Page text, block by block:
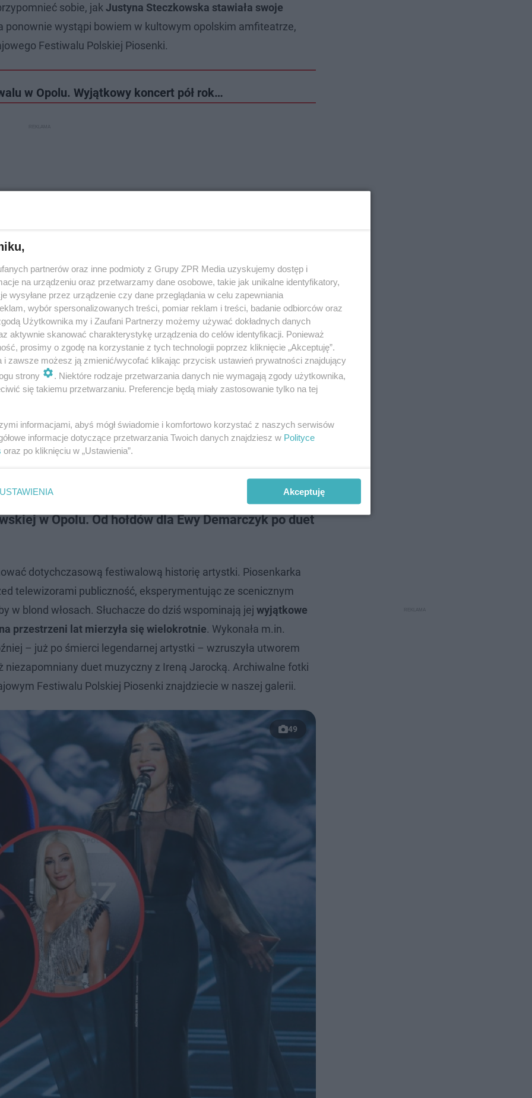
sobie, jak Justyna Steczkowska stawiała swoje
ponownie wystąpi bowiem w kultowym opolskim amfiteatrze,
Festiwalu Polskiej Piosenki.
w Opolu. Wyjątkowy koncert pół rok…
imprezy w Opolu. Bawiła się ze
do rana!
w Opolu po przerwie
nieobecności. W zeszłym roku wybuchło spore
z powodu braku zaproszenia na imprezę, tuż po jej udanym
spektakularny powrót do Opola.
5 czerwca
w Opolu. Od hołdów dla Ewy Demarczyk po duet
dotychczasową festiwalową historię artystki. Piosenkarka
telewizorami publiczność, eksperymentując ze scenicznym
w blond włosach. Słuchacze do dziś wspominają jej wyjątkowe
przestrzeni lat mierzyła się wielokrotnie. Wykonała m.in.
– już po śmierci legendarnej artystki – wzruszyła utworem
niezapomniany duet muzyczny z Ireną Jarocką. Archiwalne fotki
Festiwalu Polskiej Piosenki znajdziecie w naszej galerii.
49
partnerów oraz inne podmioty z Grupy ZPR Media uzyskujemy dostęp i
na urządzeniu oraz przetwarzamy dane osobowe, takie jak unikalne identyfikatory,
wysyłane przez urządzenie czy dane przeglądania w celu zapewniania
wybór spersonalizowanych treści, pomiar reklam i treści, badanie odbiorców oraz
Użytkownika my i Zaufani Partnerzy możemy używać dokładnych danych
aktywnie skanować charakterystykę urządzenia do celów identyfikacji. Ponieważ
prosimy o zgodę na korzystanie z tych technologii poprzez kliknięcie „Akceptuję”.
i zawsze możesz ją zmienić/wycofać klikając przycisk ustawień prywatności znajdujący
strony
. Niektóre rodzaje przetwarzania danych nie wymagają zgody użytkownika,
się takiemu przetwarzaniu. Preferencje będą miały zastosowanie tylko na tej
informacjami, abyś mógł świadomie i komfortowo korzystać z naszych serwisów
informacje dotyczące przetwarzania Twoich danych znajdziesz w Polityce
oraz po kliknięciu w „Ustawienia”.
USTAWIENIA Akceptuję